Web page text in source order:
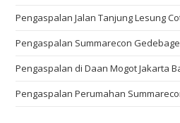
Pengaspalan Jalan Tanjung Lesung
Pengaspalan Summarecon
Pengaspalan di Daan Mogot Jakarta
Pengaspalan Perumahan